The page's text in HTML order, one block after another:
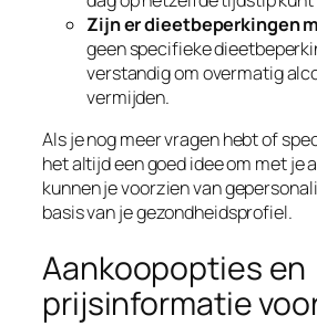
Zijn er dieetbeperkingen
geen specifieke
verstandig om overmatig
vermijden.
Als je nog meer vragen hebt of
het altijd een goed idee om met je
kunnen je voorzien van
basis van je gezondheidsprofiel.
Aankoopopties en
prijsinformatie